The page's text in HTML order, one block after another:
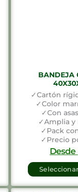
BANDEJA
✓Cartón
✓Color
✓Con
✓Amplia y
✓Pack
✓Precio
Desde
DISPONIBLE